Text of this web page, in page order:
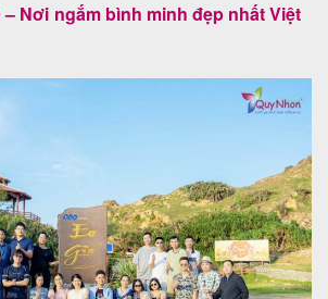
Nơi ngắm bình minh đẹp nhất Việt